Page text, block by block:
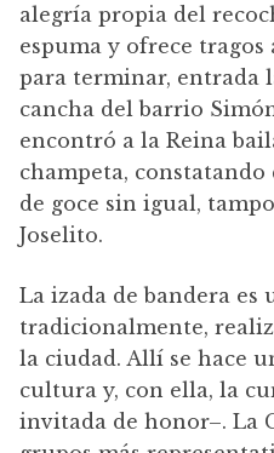
alegría propia del
espuma y ofrece
para terminar, entrada
cancha del barrio
encontró a la Reina
champeta,
de goce sin igual,
Joselito.
La izada de bandera es
tradicionalmente,
la ciudad. Allí se hace
cultura y, con ella, la
invitada de honor–. La